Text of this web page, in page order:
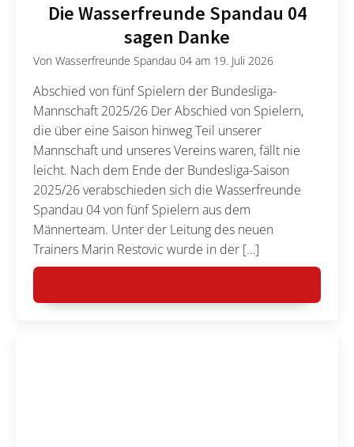
Die Wasserfreunde Spandau 04
sagen Danke
VonWasserfreunde Spandau 04 am 19. Juli 2026
Abschied von fünf Spielern der Bundesliga-
Mannschaft 2025/26 Der Abschied von Spielern,
die über eine Saison hinweg Teil unserer
Mannschaft und unseres Vereins waren, fällt nie
leicht. Nach dem Ende der Bundesliga-Saison
2025/26 verabschieden sich die Wasserfreunde
Spandau 04 von fünf Spielern aus dem
Männerteam. Unter der Leitung des neuen
Trainers Marin Restovic wurde in der […]